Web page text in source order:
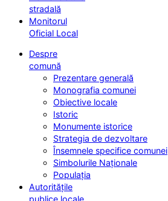
stradală
Monitorul
Oficial Local
Despre
comună
Prezentare generală
Monografia comunei
Obiective locale
Istoric
Monumente istorice
Strategia de dezvoltare
Însemnele specifice comunei
Simbolurile Naționale
Populația
Autoritățile
publice locale